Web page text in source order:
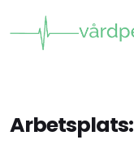
Arbetsplats: